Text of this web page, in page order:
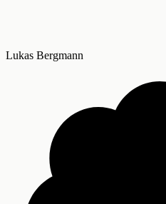
Lukas Bergmann